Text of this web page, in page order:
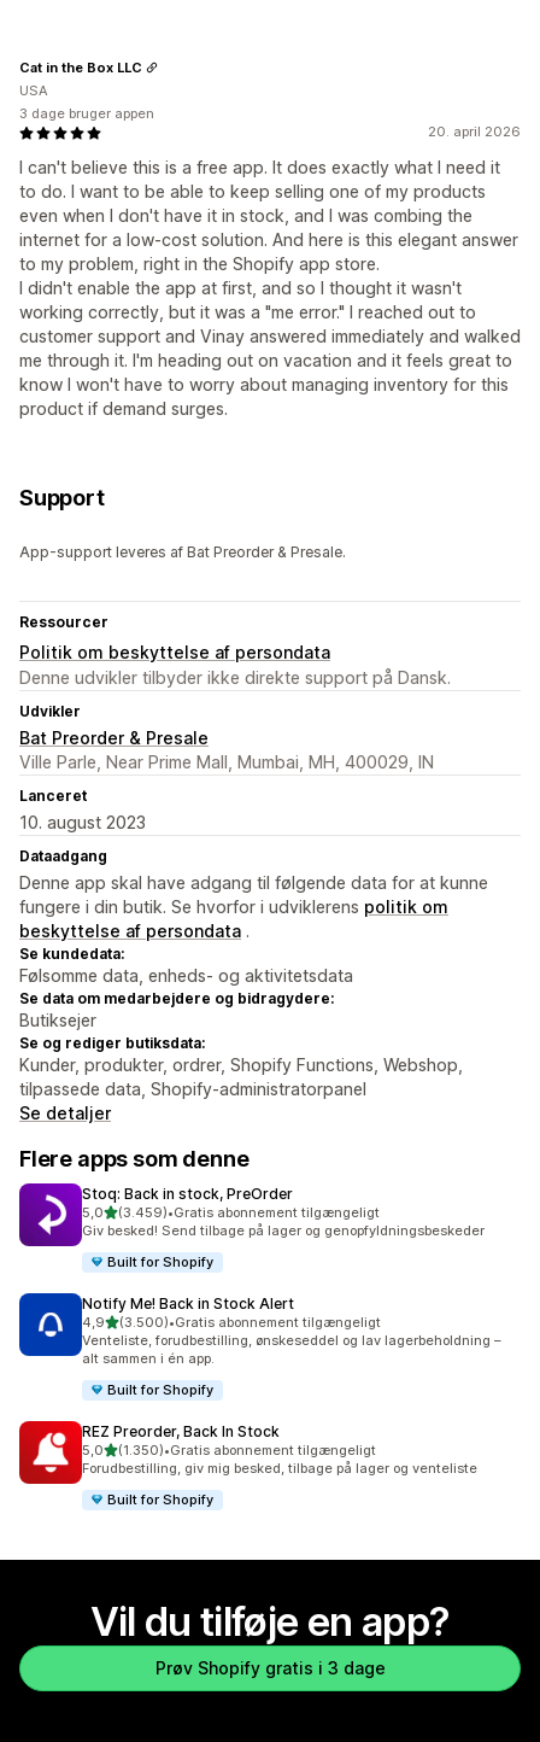
20. april 2026
I can't believe this is a free app. It does exactly what I need it
to do. I want to be able to keep selling one of my products
even when I don't have it in stock, and I was combing the
internet for a low-cost solution. And here is this elegant answer
to my problem, right in the Shopify app store.
I didn't enable the app at first, and so I thought it wasn't
working correctly, but it was a "me error." I reached out to
customer support and Vinay answered immediately and walked
me through it. I'm heading out on vacation and it feels great to
know I won't have to worry about managing inventory for this
product if demand surges.
Cat in the Box LLC
USA
3 dage bruger appen
Support
App-support leveres af Bat Preorder & Presale.
Ressourcer
Politik om beskyttelse af persondata
Denne udvikler tilbyder ikke direkte support på Dansk.
Udvikler
Bat Preorder & Presale
Ville Parle, Near Prime Mall, Mumbai, MH, 400029, IN
Lanceret
10. august 2023
Dataadgang
Denne app skal have adgang til følgende data for at kunne
fungere i din butik. Se hvorfor i udviklerens politik om
beskyttelse af persondata .
Se kundedata:
Følsomme data, enheds- og aktivitetsdata
Se data om medarbejdere og bidragydere:
Butiksejer
Se og rediger butiksdata:
Kunder, produkter, ordrer, Shopify Functions, Webshop,
tilpassede data, Shopify-administratorpanel
Se detaljer
Flere apps som denne
Stoq: Back in stock, PreOrder
5,0ud af 5 stjerner
(3.459)
3459 anmeldelser i alt
•Gratis abonnement tilgængeligt
Giv besked! Send tilbage på lager og genopfyldningsbeskeder
Built for Shopify
Notify Me! Back in Stock Alert
4,9ud af 5 stjerner
(3.500)
3500 anmeldelser i alt
•Gratis abonnement tilgængeligt
Venteliste, forudbestilling, ønskeseddel og lav lagerbeholdning –
alt sammen i én app.
Built for Shopify
REZ Preorder, Back In Stock
5,0ud af 5 stjerner
(1.350)
1350 anmeldelser i alt
•Gratis abonnement tilgængeligt
Forudbestilling, giv mig besked, tilbage på lager og venteliste
Built for Shopify
Vil du tilføje en app?
Prøv Shopify gratis i 3 dage